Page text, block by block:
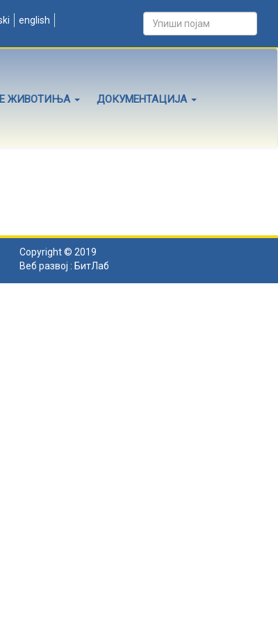
english
ЖИВОТИЊА ДОКУМЕНТАЦИЈА
Copyright © 2019
Веб развој : БитЛаб